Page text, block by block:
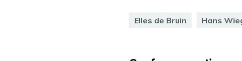
Elles de Bruin Hans